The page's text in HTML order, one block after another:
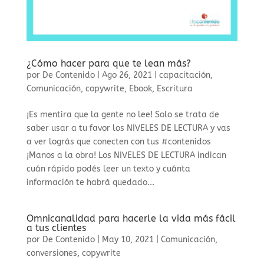
¿Cómo hacer para que te lean más?
por De Contenido| Ago 26, 2021 capacitación,
Comunicación, copywrite, Ebook, Escritura
¡Es mentira que la gente no lee! Solo se trata de
saber usar a tu favor los NIVELES DE LECTURA y vas
a ver lográs que conecten con tus #contenidos
¡Manos a la obra! Los NIVELES DE LECTURA indican
cuán rápido podés leer un texto y cuánta
información te habrá quedado...
Omnicanalidad para hacerle la vida más fácil
a tus clientes
por De Contenido| May 10, 2021 Comunicación,
conversiones, copywrite